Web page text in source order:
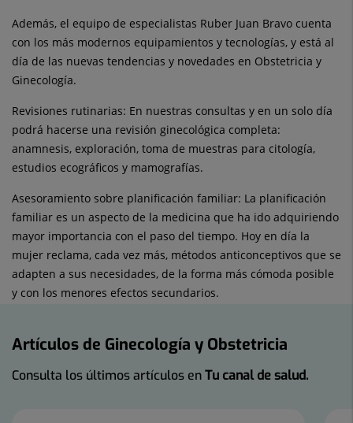
Además, el equipo de especialistas Ruber Juan Bravo cuenta
con los más modernos equipamientos y tecnologías, y está al
día de las nuevas tendencias y novedades en Obstetricia y
Ginecología.
Revisiones rutinarias: En nuestras consultas y en un solo día
podrá hacerse una revisión ginecológica completa:
anamnesis, exploración, toma de muestras para citología,
estudios ecográficos y mamografías.
Asesoramiento sobre planificación familiar: La planificación
familiar es un aspecto de la medicina que ha ido adquiriendo
mayor importancia con el paso del tiempo. Hoy en día la
mujer reclama, cada vez más, métodos anticonceptivos que se
adapten a sus necesidades, de la forma más cómoda posible
y con los menores efectos secundarios.
Artículos de Ginecología y Obstetricia
Consulta los últimos artículos enTu canal de salud.